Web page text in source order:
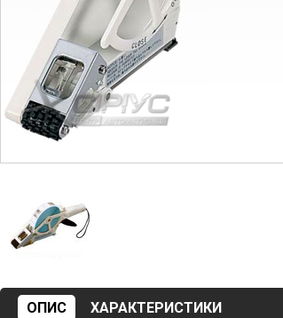
ОПИС ХАРАКТЕРИСТИКИ